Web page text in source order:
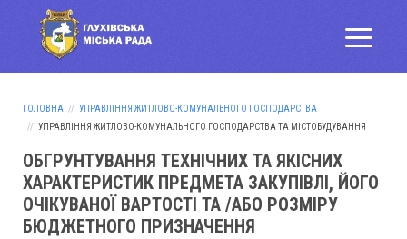
ГОЛОВНА
УПРАВЛІННЯ ЖИТЛОВО-КОМУНАЛЬНОГО ГОСПОДАРСТВА
УПРАВЛІННЯ ЖИТЛОВО-КОМУНАЛЬНОГО ГОСПОДАРСТВА ТА МІСТОБУДУВАННЯ
ОБГРУНТУВАННЯ ТЕХНІЧНИХ ТА ЯКІСНИХ
ХАРАКТЕРИСТИК ПРЕДМЕТА ЗАКУПІВЛІ, ЙОГО
ОЧІКУВАНОЇ ВАРТОСТІ ТА /АБО РОЗМІРУ
БЮДЖЕТНОГО ПРИЗНАЧЕННЯ